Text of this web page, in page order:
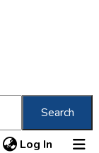
Search
Log In (current)